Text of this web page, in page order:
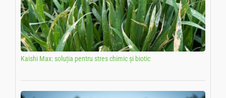
Kaishi Max: soluția pentru stres chimic și biotic